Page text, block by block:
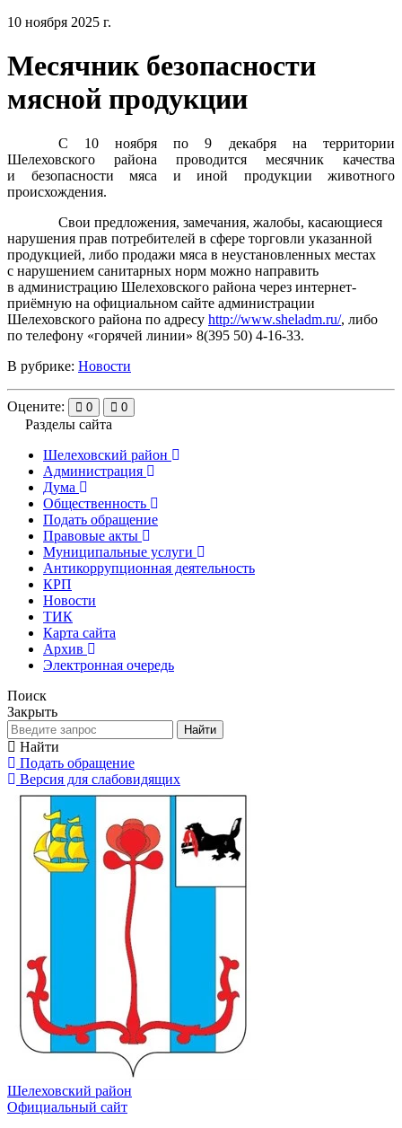
10 ноября 2025 г.
Месячник безопасности
мясной продукции
С 10 ноября по 9 декабря на территории
Шелеховского района проводится месячник качества
и безопасности мяса и иной продукции животного
происхождения.
Свои предложения, замечания, жалобы, касающиеся
нарушения прав потребителей в сфере торговли указанной
продукцией, либо продажи мяса в неустановленных местах
с нарушением санитарных норм можно направить
в администрацию Шелеховского района через интернет-
приёмную на официальном сайте администрации
Шелеховского района по адресу http://www.sheladm.ru/, либо
по телефону «горячей линии» 8(395 50) 4-16-33.
В рубрике: Новости
Оцените: 0 0
Разделы сайта
Шелеховский район
Администрация
Дума
Общественность
Подать обращение
Правовые акты
Муниципальные услуги
Антикоррупционная деятельность
КРП
Новости
ТИК
Карта сайта
Архив
Электронная очередь
Поиск
Закрыть
Найти
Найти
Подать обращение
Версия для слабовидящих
Шелеховский район
Официальный сайт